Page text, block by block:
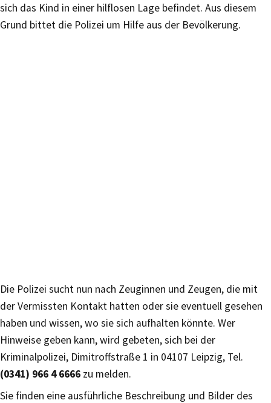
sich das Kind in einer hilflosen Lage befindet. Aus diesem
Grund bittet die Polizei um Hilfe aus der Bevölkerung.
Die Polizei sucht nun nach Zeuginnen und Zeugen, die mit
der Vermissten Kontakt hatten oder sie eventuell gesehen
haben und wissen, wo sie sich aufhalten könnte. Wer
Hinweise geben kann, wird gebeten, sich bei der
Kriminalpolizei, Dimitroffstraße 1 in 04107 Leipzig, Tel.
(0341) 966 4 6666 zu melden.
Sie finden eine ausführliche Beschreibung und Bilder des